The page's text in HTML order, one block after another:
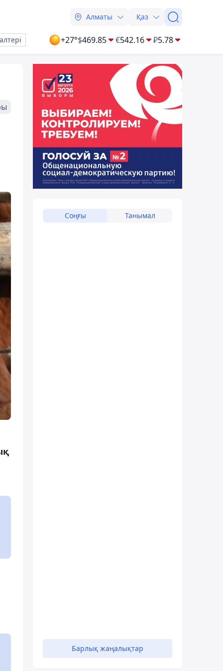
Алматы Қаз
+27°$469.85 €542.16 ₽5.78
Соңғы Танымал
Барлық жаңалықтар